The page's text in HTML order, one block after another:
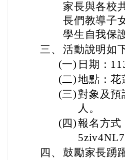
家長與各校
長們教導子
學生自我保
三、 活動說明如
(一) 日期：
(二)地點：花
(三)對象及預
人。
(四)報名方式
5ziv4NL7
四、 鼓勵家長踴